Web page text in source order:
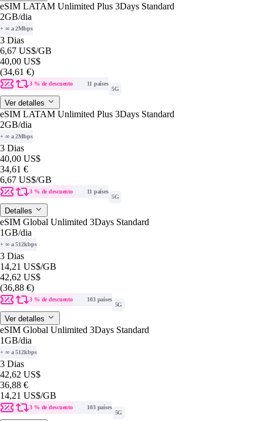
eSIM LATAM Unlimited Plus 3Days Standard
2GB/dia
+ ∞ a 2Mbps
3 Dias
6,67 US$/GB
40,00 US$
(34,61 €)
3 % de descuento
11 países
5G
Ver detalles
eSIM LATAM Unlimited Plus 3Days Standard
2GB/dia
+ ∞ a 2Mbps
3 Dias
40,00 US$
34,61 €
6,67 US$/GB
3 % de descuento
11 países
5G
Detalles
eSIM Global Unlimited 3Days Standard
1GB/dia
+ ∞ a 512kbps
3 Dias
14,21 US$/GB
42,62 US$
(36,88 €)
3 % de descuento
103 países
5G
Ver detalles
eSIM Global Unlimited 3Days Standard
1GB/dia
+ ∞ a 512kbps
3 Dias
42,62 US$
36,88 €
14,21 US$/GB
3 % de descuento
103 países
5G